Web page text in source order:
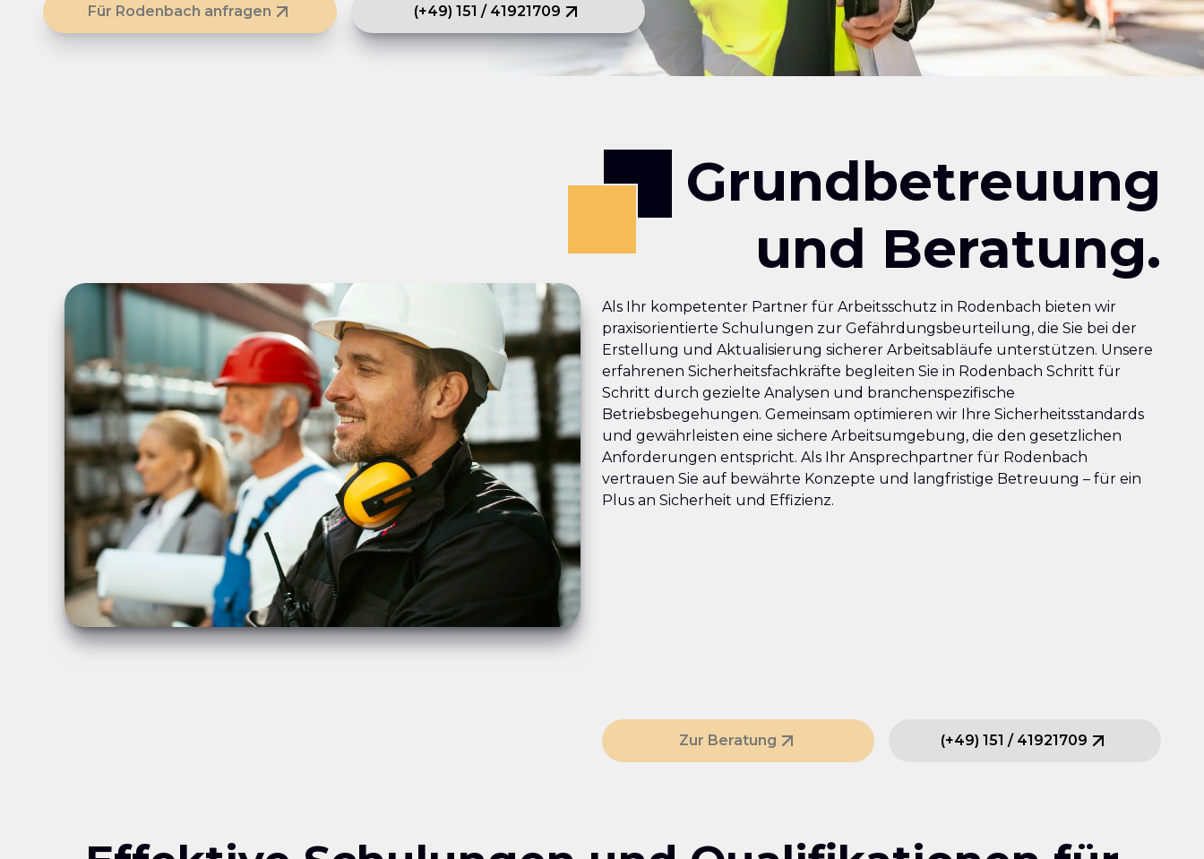
Für Rodenbach anfragen (+49) 151 / 41921709
Grundbetreuung
und Beratung.
Als Ihr kompetenter Partner für Arbeitsschutz in Rodenbach bieten wir
praxisorientierte Schulungen zur Gefährdungsbeurteilung, die Sie bei der
Erstellung und Aktualisierung sicherer Arbeitsabläufe unterstützen. Unsere
erfahrenen Sicherheitsfachkräfte begleiten Sie in Rodenbach Schritt für
Schritt durch gezielte Analysen und branchenspezifische
Betriebsbegehungen. Gemeinsam optimieren wir Ihre Sicherheitsstandards
und gewährleisten eine sichere Arbeitsumgebung, die den gesetzlichen
Anforderungen entspricht. Als Ihr Ansprechpartner für Rodenbach
vertrauen Sie auf bewährte Konzepte und langfristige Betreuung – für ein
Plus an Sicherheit und Effizienz.
Zur Beratung (+49) 151 / 41921709